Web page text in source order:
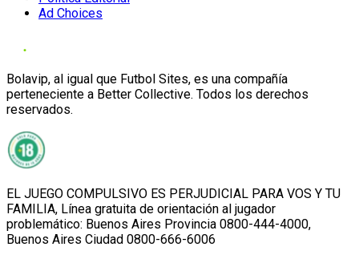
Ad Choices
Bolavip, al igual que Futbol Sites, es una compañía
perteneciente a Better Collective. Todos los derechos
reservados.
EL JUEGO COMPULSIVO ES PERJUDICIAL PARA VOS Y TU
FAMILIA, Línea gratuita de orientación al jugador
problemático: Buenos Aires Provincia 0800-444-4000,
Buenos Aires Ciudad 0800-666-6006